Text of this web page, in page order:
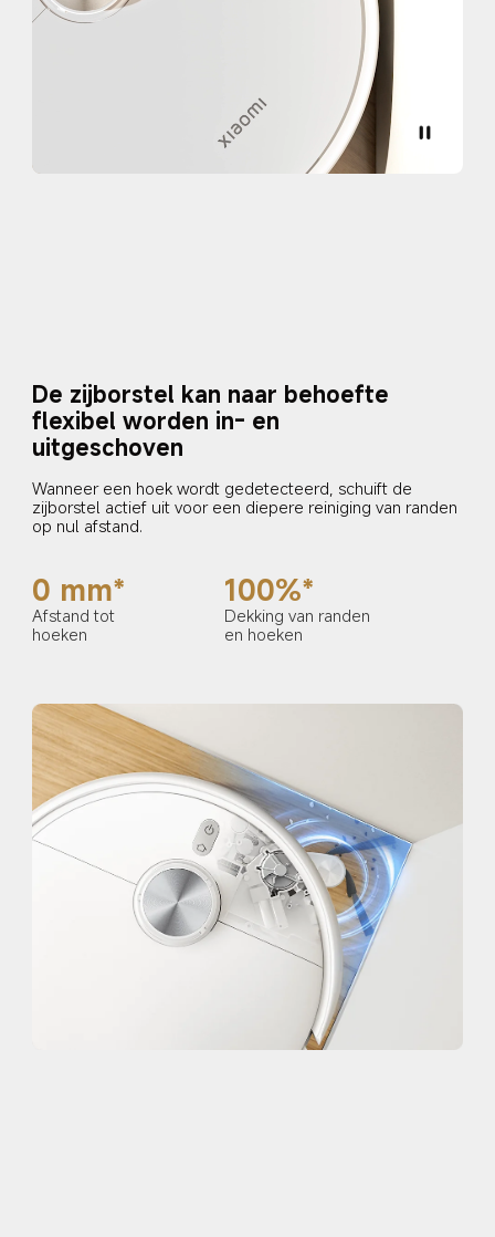
De zijborstel kan naar behoefte
flexibel worden in- en
uitgeschoven
Wanneer een hoek wordt gedetecteerd, schuift de
zijborstel actief uit voor een diepere reiniging van randen
op nul afstand.
0 mm*
Afstand tot
hoeken
100%*
Dekking van randen
en hoeken